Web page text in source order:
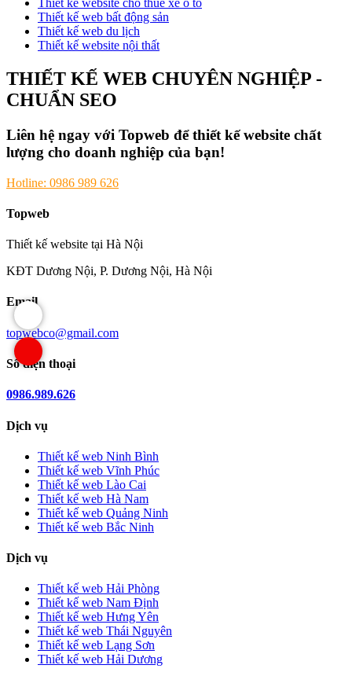
Thiết kế website cho thuê xe ô tô
Thiết kế web bất động sản
Thiết kế web du lịch
Thiết kế website nội thất
THIẾT KẾ WEB CHUYÊN NGHIỆP -
CHUẨN SEO
Liên hệ ngay với Topweb để thiết kế website chất
lượng cho doanh nghiệp của bạn!
Hotline: 0986 989 626
Topweb
Thiết kế website tại Hà Nội
KĐT Dương Nội, P. Dương Nội, Hà Nội
Email
topwebco@gmail.com
Số điện thoại
0986.989.626
Dịch vụ
Thiết kế web Ninh Bình
Thiết kế web Vĩnh Phúc
Thiết kế web Lào Cai
Thiết kế web Hà Nam
Thiết kế web Quảng Ninh
Thiết kế web Bắc Ninh
Dịch vụ
Thiết kế web Hải Phòng
Thiết kế web Nam Định
Thiết kế web Hưng Yên
Thiết kế web Thái Nguyên
Thiết kế web Lạng Sơn
Thiết kế web Hải Dương